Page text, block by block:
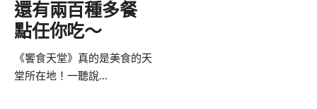
還有兩百種多餐
點任你吃～
《饗食天堂》真的是美食的天
堂所在地！一聽說...